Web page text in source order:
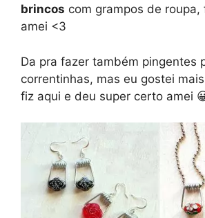
brincos com grampos de
amei <3
Da pra fazer também pingentes
correntinhas, mas eu gostei
fiz aqui e deu super certo amei